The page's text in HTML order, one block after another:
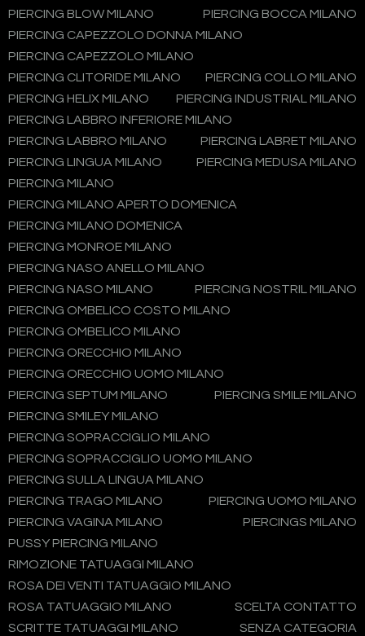
PIERCING BLOW MILANO
PIERCING BOCCA MILANO
PIERCING CAPEZZOLO DONNA MILANO
PIERCING CAPEZZOLO MILANO
PIERCING CLITORIDE MILANO
PIERCING COLLO MILANO
PIERCING HELIX MILANO
PIERCING INDUSTRIAL MILANO
PIERCING LABBRO INFERIORE MILANO
PIERCING LABBRO MILANO
PIERCING LABRET MILANO
PIERCING LINGUA MILANO
PIERCING MEDUSA MILANO
PIERCING MILANO
PIERCING MILANO APERTO DOMENICA
PIERCING MILANO DOMENICA
PIERCING MONROE MILANO
PIERCING NASO ANELLO MILANO
PIERCING NASO MILANO
PIERCING NOSTRIL MILANO
PIERCING OMBELICO COSTO MILANO
PIERCING OMBELICO MILANO
PIERCING ORECCHIO MILANO
PIERCING ORECCHIO UOMO MILANO
PIERCING SEPTUM MILANO
PIERCING SMILE MILANO
PIERCING SMILEY MILANO
PIERCING SOPRACCIGLIO MILANO
PIERCING SOPRACCIGLIO UOMO MILANO
PIERCING SULLA LINGUA MILANO
PIERCING TRAGO MILANO
PIERCING UOMO MILANO
PIERCING VAGINA MILANO
PIERCINGS MILANO
PUSSY PIERCING MILANO
RIMOZIONE TATUAGGI MILANO
ROSA DEI VENTI TATUAGGIO MILANO
ROSA TATUAGGIO MILANO
SCELTA CONTATTO
SCRITTE TATUAGGI MILANO
SENZA CATEGORIA